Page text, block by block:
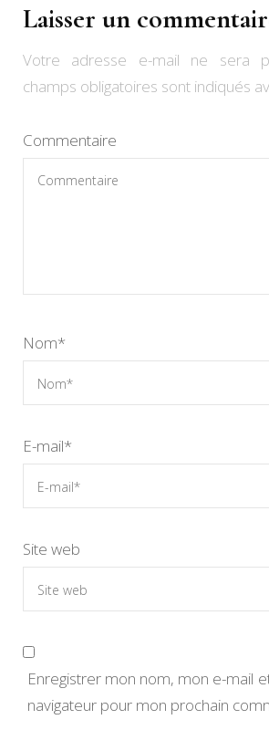
Laisser un
Votre adresse e-mail ne sera
champs obligatoires sont indiqués
Commentaire
Nom*
E-mail*
Site web
Enregistrer mon nom, mon e-mail
navigateur pour mon prochain